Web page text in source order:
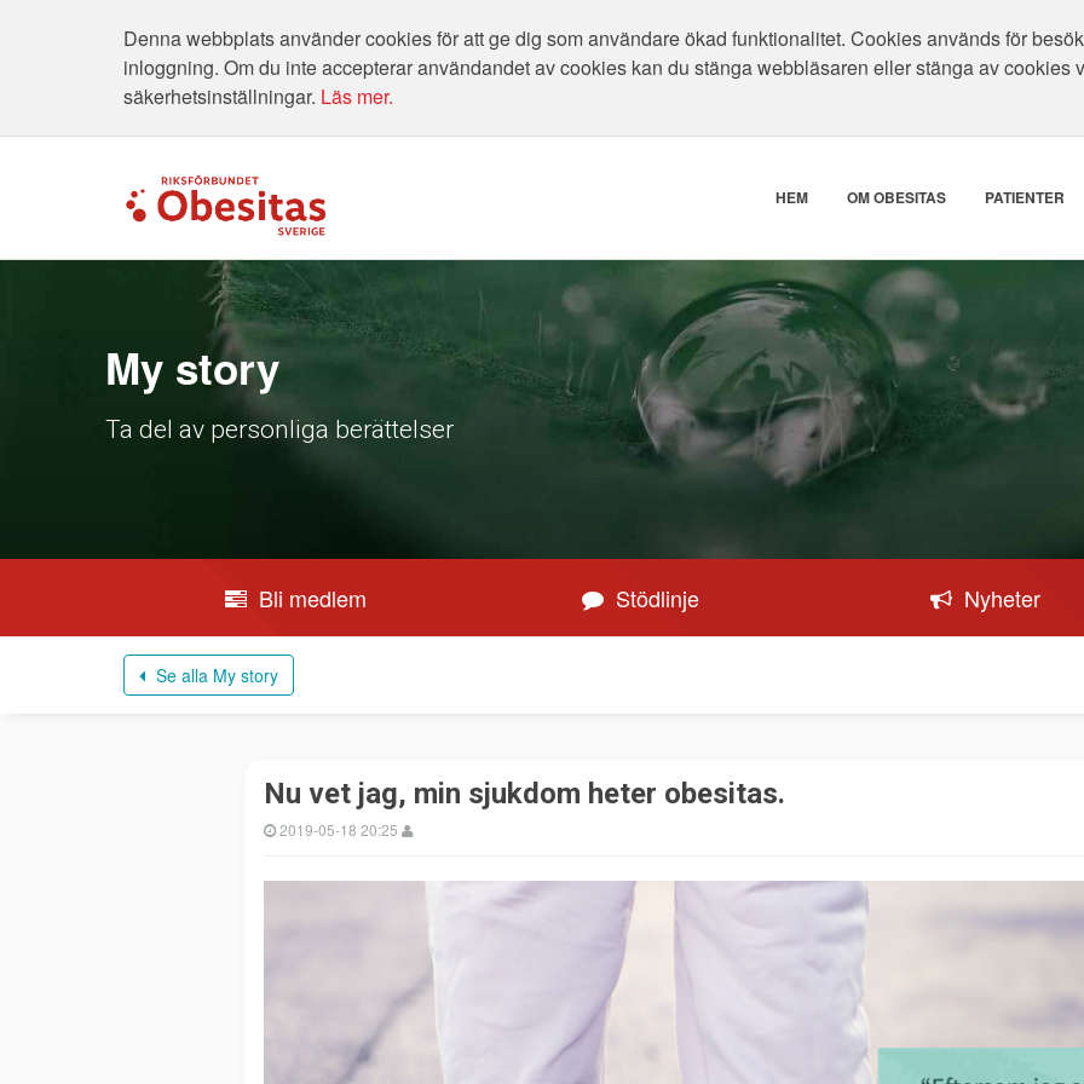
Denna webbplats använder cookies för att ge dig som användare ökad funktionalitet. Cookies används för
inloggning. Om du inte accepterar användandet av cookies kan du stänga webbläsaren eller stänga av cookies
säkerhetsinställningar. Läs mer.
HEM OM OBESITAS PATIENTER
My story
Ta del av personliga berättelser
Bli medlem Stödlinje Nyheter
Se alla My story
Nu vet jag, min sjukdom heter obesitas.
2019-05-18 20:25